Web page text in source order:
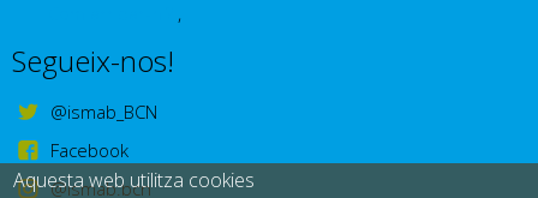
,
Segueix-nos!
@ismab_BCN
Facebook
@ismab.bcn
Aquesta web utilitza cookies